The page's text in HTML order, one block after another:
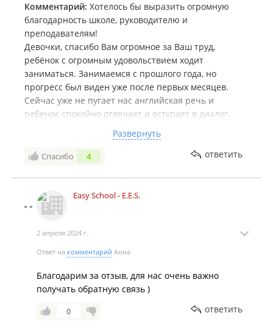
Комментарий: Хотелось бы выразить огромную
благодарность школе, руководителю и
преподавателям!
Девочки, спасибо Вам огромное за Ваш труд,
ребёнок с огромным удовольствием ходит
заниматься. Занимаемся с прошлого года, но
прогресс был виден уже после первых месяцев.
Сейчас уже не пугает нас английская речь и
ребенок спокойно отвечает и вступает в диалог.
Успехов Вам!!
Развернуть
Спасибо 4 ответить
Easy School - E.E.S.
2 апреля 2024 г.
Ответ на комментарий Анна
Благодарим за отзыв, для нас очень важно
получать обратную связь )
0 ответить